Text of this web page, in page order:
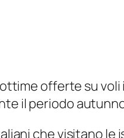
offerte su voli
il periodo
che visitano